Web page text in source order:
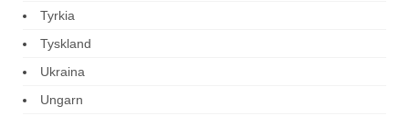
Tyrkia
Tyskland
Ukraina
Ungarn